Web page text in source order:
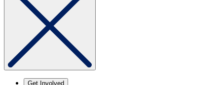
Get Involved